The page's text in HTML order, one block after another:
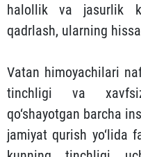
halollik va jasurlik
qadrlash, ularning
Vatan himoyachilari
tinchligi va
qo‘shayotgan barcha
jamiyat qurish yo‘lida